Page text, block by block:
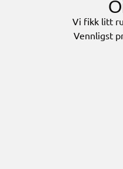
Vi fikk litt
Vennligst